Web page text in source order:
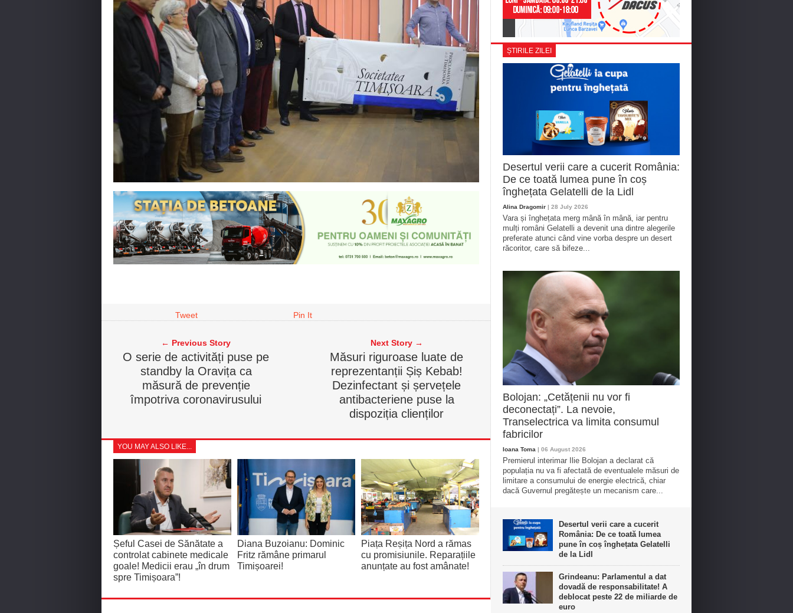
Tweet Pin It
← Previous Story
O serie de activități puse pe
standby la Oravița ca
măsură de prevenție
împotriva coronavirusului
Next Story →
Măsuri riguroase luate de
reprezentanții Șiș Kebab!
Dezinfectant și șervețele
antibacteriene puse la
dispoziția clienților
YOU MAY ALSO LIKE...
Șeful Casei de Sănătate a
controlat cabinete medicale
goale! Medicii erau „în drum
spre Timișoara”!
Diana Buzoianu: Dominic
Fritz rămâne primarul
Timișoarei!
Piața Reșița Nord a rămas
cu promisiunile. Reparațiile
anunțate au fost amânate!
ȘTIRILE ZILEI
Desertul verii care a cucerit România:
De ce toată lumea pune în coș
înghețata Gelatelli de la Lidl
Alina Dragomir | 28 July 2026
Vara și înghețata merg mână în mână, iar pentru
mulți români Gelatelli a devenit una dintre alegerile
preferate atunci când vine vorba despre un desert
răcoritor, care să bifeze...
Bolojan: „Cetățenii nu vor fi
deconectați”. La nevoie,
Transelectrica va limita consumul
fabricilor
Ioana Toma | 06 August 2026
Premierul interimar Ilie Bolojan a declarat că
populația nu va fi afectată de eventualele măsuri de
limitare a consumului de energie electrică, chiar
dacă Guvernul pregătește un mecanism care...
Desertul verii care a cucerit
România: De ce toată lumea
pune în coș înghețata Gelatelli
de la Lidl
Grindeanu: Parlamentul a dat
dovadă de responsabilitate! A
deblocat peste 22 de miliarde de
euro